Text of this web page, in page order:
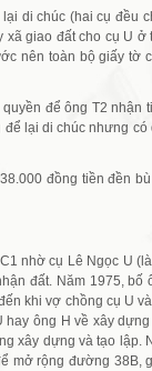
di chúc (hai cụ đều
giao đất cho cụ U ở
nên toàn bộ giấy tờ
để ông T2 nhận
lại di chúc nhưng có
đồng tiền đền
nhờ cụ Lê Ngọc U
đất. Năm 1975, bố
khi vợ chồng cụ U
ông H về xây
xây dựng và tạo lập.
mở rộng đường 38B,